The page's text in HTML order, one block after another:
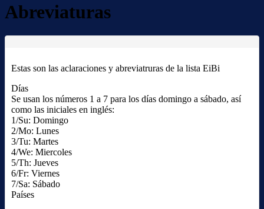
Abreviaturas
Estas son las aclaraciones y abreviatruras de la lista EiBi
Días
Se usan los números 1 a 7 para los días domingo a sábado, así
como las iniciales en inglés:
1/Su: Domingo
2/Mo: Lunes
3/Tu: Martes
4/We: Miercoles
5/Th: Jueves
6/Fr: Viernes
7/Sa: Sábado
Países